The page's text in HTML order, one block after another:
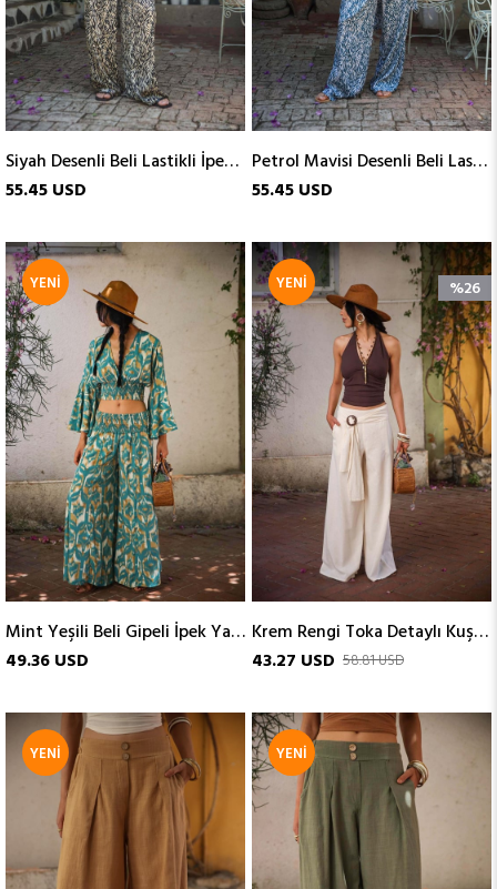
Siyah Desenli Beli Lastikli İpek Pantolon
55.45 USD
Petrol Mavisi Desenli Beli Lastikli İpek Pantolon
55.45 USD
Mint Yeşili Beli Gipeli İpek Yarasa Pantolon
49.36 USD
YENI
ÜRÜN
Krem Rengi Toka Detaylı Kuşaklı Pantolon
43.27 USD 58.81 USD
%26
YENI
ÜRÜN
YENI
ÜRÜN
YENI
ÜRÜN